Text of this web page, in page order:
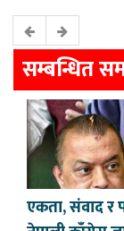
सम्बन्धित
एकता, संवाद र